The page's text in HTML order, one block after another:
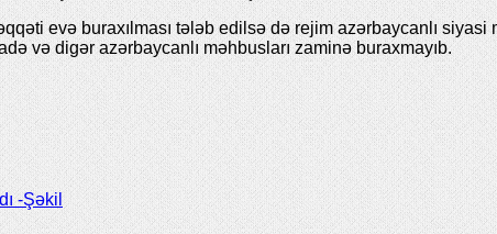
evə buraxılması tələb edilsə də rejim azərbaycanlı siyasi
və digər azərbaycanlı məhbusları zaminə buraxmayıb.
-Şəkil